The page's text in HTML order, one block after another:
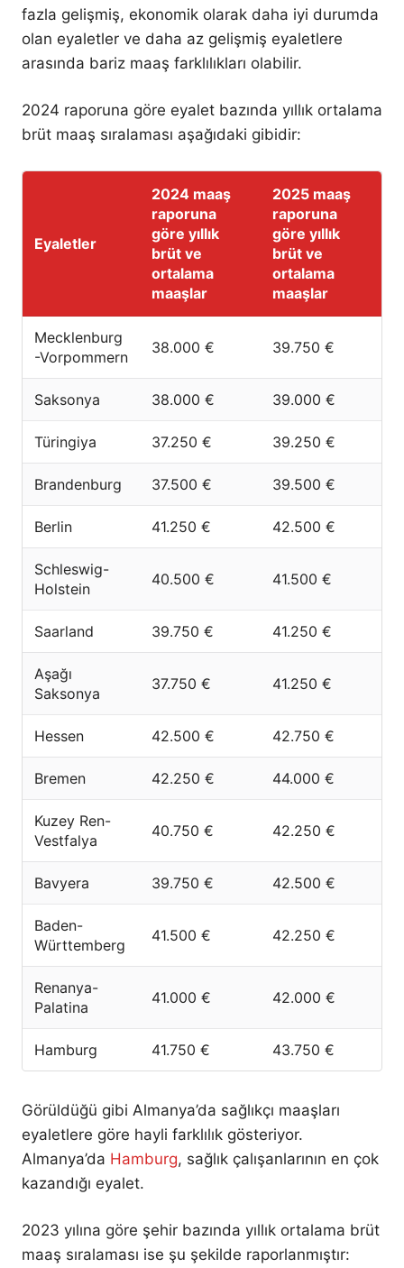
fazla gelişmiş, ekonomik olarak daha iyi durumda
olan eyaletler ve daha az gelişmiş eyaletlere
arasında bariz maaş farklılıkları olabilir.
2024 raporuna göre eyalet bazında yıllık ortalama
brüt maaş sıralaması aşağıdaki gibidir:
Eyaletler
2024 maaş
raporuna
göre yıllık
brüt ve
ortalama
maaşlar
2025 maaş
raporuna
göre yıllık
brüt ve
ortalama
maaşlar
Mecklenburg
-Vorpommern
38.000 € 39.750 €
Saksonya 38.000 € 39.000 €
Türingiya 37.250 € 39.250 €
Brandenburg 37.500 € 39.500 €
Berlin 41.250 € 42.500 €
Schleswig-
Holstein
40.500 € 41.500 €
Saarland 39.750 € 41.250 €
Aşağı
Saksonya
37.750 € 41.250 €
Hessen 42.500 € 42.750 €
Bremen 42.250 € 44.000 €
Kuzey Ren-
Vestfalya
40.750 € 42.250 €
Bavyera 39.750 € 42.500 €
Baden-
Württemberg
41.500 € 42.250 €
Renanya-
Palatina
41.000 € 42.000 €
Hamburg 41.750 € 43.750 €
Görüldüğü gibi Almanya’da sağlıkçı maaşları
eyaletlere göre hayli farklılık gösteriyor.
Almanya’da Hamburg, sağlık çalışanlarının en çok
kazandığı eyalet.
2023 yılına göre şehir bazında yıllık ortalama brüt
maaş sıralaması ise şu şekilde raporlanmıştır: